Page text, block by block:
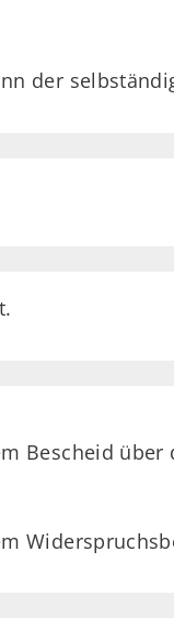
der
Bescheid